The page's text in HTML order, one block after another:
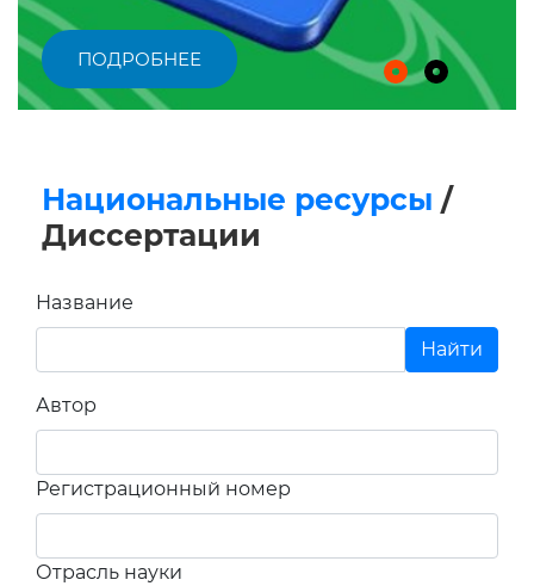
ПОДРОБНЕЕ
Национальные ресурсы /
Диссертации
Название
Автор
Регистрационный номер
Отрасль науки